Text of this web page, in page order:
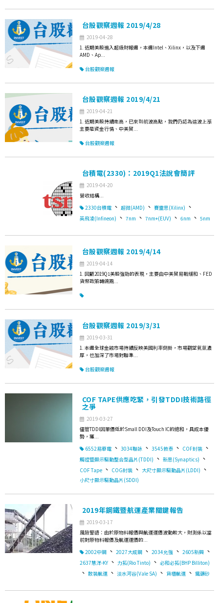
台股觀察週報 2019/4/28
2019-04-28
1. 近期美股進入超級財報週，本週Intel、Xilinx，以及下週
AMD、Ap...
台股觀察週報
台股觀察週報 2019/4/21
2019-04-21
1. 近期美股持續走高，已來到前波高點，我們仍認為這波上漲
主要是資金行情、中美貿...
台股觀察週報
台積電(2330)：2019Q1法說會簡評
2019-04-20
營收結構...
2330台積電 、 超微(AMD) 、 賽靈思(Xilinx) 、
英飛凌(Infineon) 、 7nm 、 7nm+(EUV) 、 6nm 、 5nm
台股觀察週報 2019/4/14
2019-04-14
1. 回顧2019Q1美股強勁的表現，主要由中美貿易戰緩和、FED
貨幣政策轉鴿兩...
台股觀察週報 2019/3/31
2019-03-31
1. 本週全球金融市場持續反映美國利率倒掛，市場觀望氣氛濃
厚，也加深了市場對聯準...
台股觀察週報
COF TAPE供應吃緊，引發TDDI技術路徑
之爭
2019-03-27
儘管TDDI因單價低於Small DDI及Touch IC的總和，具成本優
勢，獲...
6552易華電 、 3034聯詠 、 3545敦泰 、 COF封裝 、
觸控暨顯示驅動整合型晶片(TDDI) 、 新思(Synaptics) 、
COF Tape 、 COG封裝 、 大尺寸顯示驅動晶片(LDDI) 、
小尺寸顯示驅動晶片(SDDI)
2019年鋼鐵暨航運產業關鍵報告
2019-03-17
風險警語：由於原物料報價與航運運價波動較大，財測係以當
前對原物料報價及航運運價的...
2002中鋼 、 2027大成鋼 、 2034允強 、 2605新興 、
2637慧洋-KY 、 力拓(Rio Tinto) 、 必和必拓(BHP Billiton)
、 散裝航運 、 淡水河谷(Vale SA) 、 貨櫃航運 、 鐵礦砂